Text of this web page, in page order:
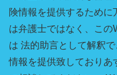
険情報を提供するため
は弁護士ではなく、この
は 法的助言として解釈
情報を提供致しておりあ